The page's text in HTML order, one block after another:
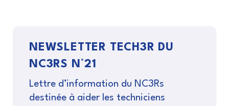
NEWSLETTER TECH3R DU
NC3RS N°21
Lettre d’information du NC3Rs
destinée à aider les techniciens